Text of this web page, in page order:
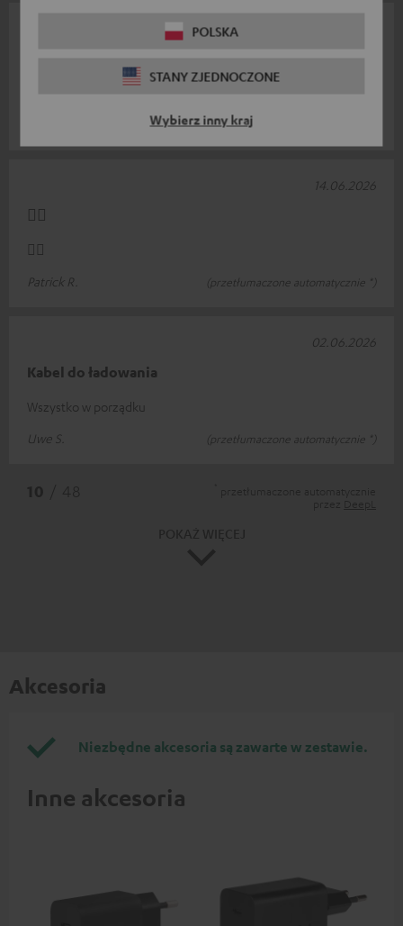
POLSKA
STANY ZJEDNOCZONE
Wybierz inny kraj(przetłumaczone automatycznie *)
👍🏻
👍🏻
Patrick R.
(przetłumaczone automatycznie *)
14.06.2026
Kabel do ładowania
Wszystko w porządku
Uwe S.
(przetłumaczone automatycznie *)
02.06.2026
Akcesoria
Niezbędne akcesoria są zawarte w zestawie.
Inne akcesoria